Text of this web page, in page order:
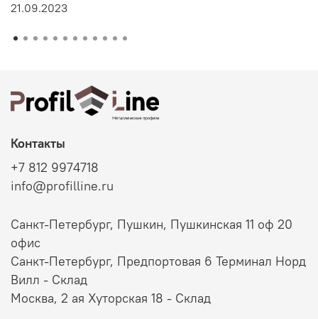
21.09.2023
Контакты
+7 812 9974718
info@profilline.ru
Санкт-Петербург, Пушкин, Пушкинская 11 оф 20
офис
Санкт-Петербург, Предпортовая 6 Терминал Норд
Вилл - Склад
Москва, 2 ая Хуторская 18 - Склад